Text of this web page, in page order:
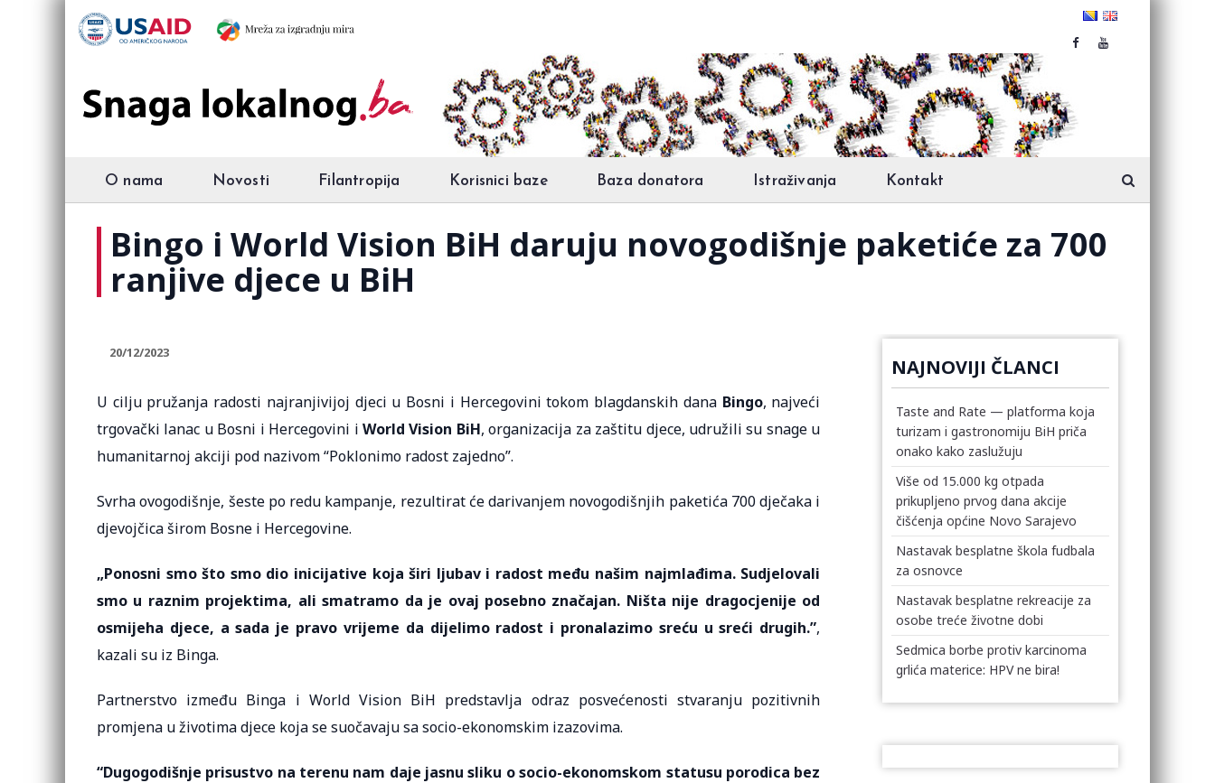
O nama Novosti Filantropija Korisnici baze Baza donatora Istraživanja Kontakt
Bingo i World Vision BiH daruju novogodišnje paketiće za 700
ranjive djece u BiH
20/12/2023
U cilju pružanja radosti najranjivijoj djeci u Bosni i Hercegovini tokom blagdanskih dana Bingo, najveći
trgovački lanac u Bosni i Hercegovini i World Vision BiH, organizacija za zaštitu djece, udružili su snage u
humanitarnoj akciji pod nazivom “Poklonimo radost zajedno”.
Svrha ovogodišnje, šeste po redu kampanje, rezultirat će darivanjem novogodišnjih paketića 700 dječaka i
djevojčica širom Bosne i Hercegovine.
„Ponosni smo što smo dio inicijative koja širi ljubav i radost među našim najmlađima. Sudjelovali
smo u raznim projektima, ali smatramo da je ovaj posebno značajan. Ništa nije dragocjenije od
osmijeha djece, a sada je pravo vrijeme da dijelimo radost i pronalazimo sreću u sreći drugih.”,
kazali su iz Binga.
Partnerstvo između Binga i World Vision BiH predstavlja odraz posvećenosti stvaranju pozitivnih
promjena u životima djece koja se suočavaju sa socio-ekonomskim izazovima.
“Dugogodišnje prisustvo na terenu nam daje jasnu sliku o socio-ekonomskom statusu porodica bez
NAJNOVIJI ČLANCI
Taste and Rate — platforma koja
turizam i gastronomiju BiH priča
onako kako zaslužuju
Više od 15.000 kg otpada
prikupljeno prvog dana akcije
čišćenja općine Novo Sarajevo
Nastavak besplatne škola fudbala
za osnovce
Nastavak besplatne rekreacije za
osobe treće životne dobi
Sedmica borbe protiv karcinoma
grlića materice: HPV ne bira!